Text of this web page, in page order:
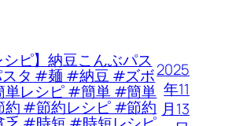
シピ】納豆こんぶパス
タ #麺 #納豆 #ズボ
単レシピ #簡単 #簡単
#節約レシピ #節約
2025
年11
月13